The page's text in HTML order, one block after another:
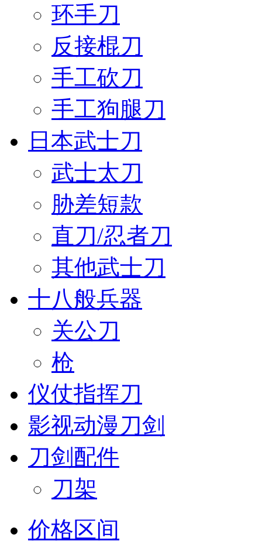
环手刀
反接棍刀
手工砍刀
手工狗腿刀
日本武士刀
武士太刀
胁差短款
直刀/忍者刀
其他武士刀
十八般兵器
关公刀
枪
仪仗指挥刀
影视动漫刀剑
刀剑配件
刀架
价格区间